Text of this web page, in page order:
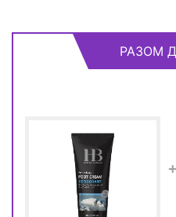
РАЗОМ
+